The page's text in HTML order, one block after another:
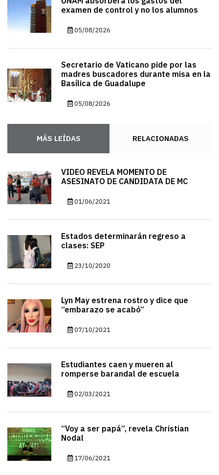
examen de control y no los alumnos
05/08/2026
Secretario de Vaticano pide por las
madres buscadores durante misa en la
Basílica de Guadalupe
05/08/2026
MÁS LEÍDAS RELACIONADAS
VIDEO REVELA MOMENTO DE
ASESINATO DE CANDIDATA DE MC
01/06/2021
Estados determinarán regreso a
clases: SEP
23/10/2020
Lyn May estrena rostro y dice que
“embarazo se acabó”
07/10/2021
Estudiantes caen y mueren al
romperse barandal de escuela
02/03/2021
“Voy a ser papá”, revela Christian
Nodal
17/06/2021